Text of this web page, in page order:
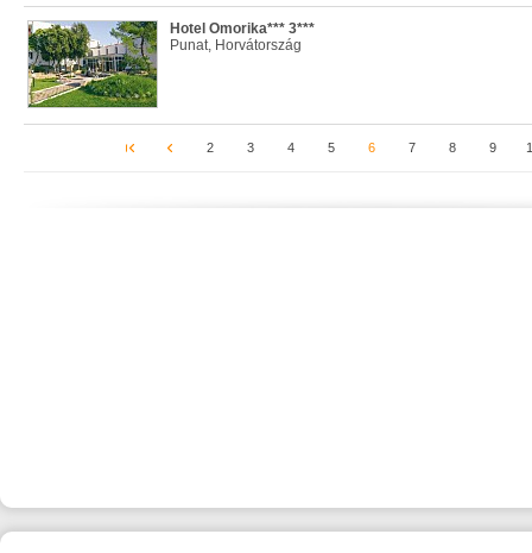
Hotel Omorika*** 3***
Punat, Horvátország
2 3 4 5 6 7 8 9